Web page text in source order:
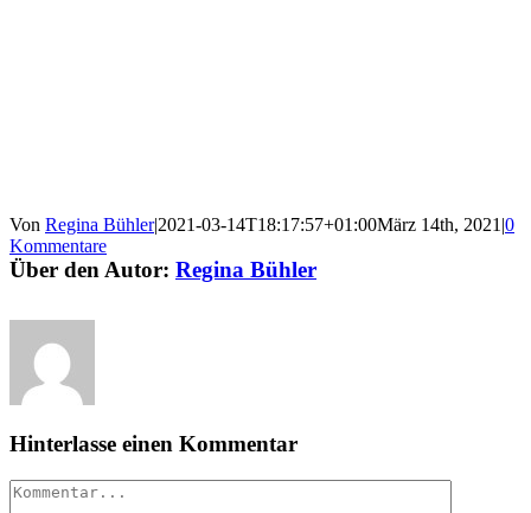
Von Regina Bühler|2021-03-14T18:17:57+01:00März 14th, 2021 |0
Kommentare
Über den Autor: Regina Bühler
Hinterlasse einen Kommentar
Kommentar